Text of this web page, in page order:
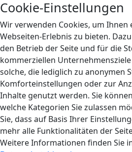
Cookie-Einstellungen
Wir verwenden Cookies, um Ihnen
Webseiten-Erlebnis zu bieten.
den Betrieb der Seite und für die
kommerziellen
solche, die lediglich zu anonymen
Komforteinstellungen oder zur
Inhalte genutzt werden. Sie
welche Kategorien Sie zulassen
Sie, dass auf Basis Ihrer
mehr alle Funktionalitäten der
Weitere Informationen finden Sie